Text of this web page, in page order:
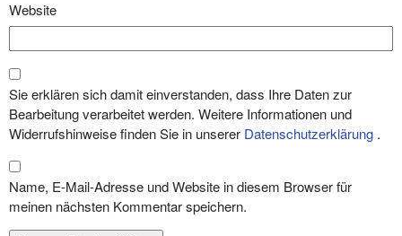
Website
Sie erklären sich damit einverstanden, dass Ihre Daten zur
Bearbeitung verarbeitet werden. Weitere Informationen und
Widerrufshinweise finden Sie in unserer Datenschutzerklärung .
Name, E-Mail-Adresse und Website in diesem Browser für
meinen nächsten Kommentar speichern.